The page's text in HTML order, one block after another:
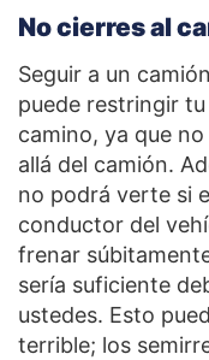
No cierres al
Seguir a un
puede restringir
camino, ya que
allá del camión.
no podrá verte si
conductor del
frenar
sería suficiente
ustedes. Esto
terrible; los